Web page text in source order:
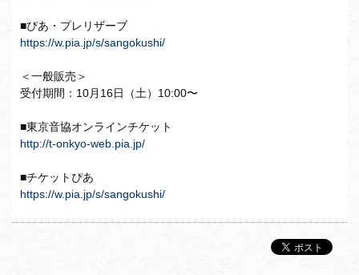
■ぴあ・プレリザーブ
https://w.pia.jp/s/sangokushi/
＜一般販売＞
受付期間：10月16日（土）10:00〜
■東京音協オンラインチケット
http://t-onkyo-web.pia.jp/
■チケットぴあ
https://w.pia.jp/s/sangokushi/